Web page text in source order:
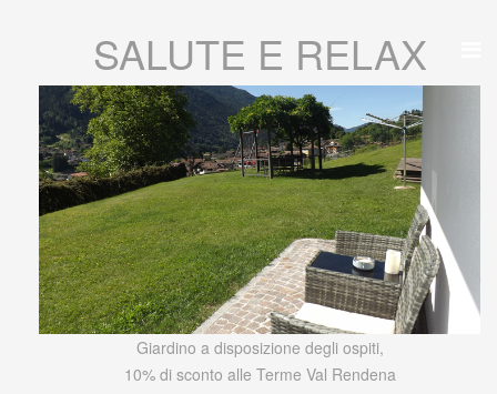
SALUTE E RELAX
Giardino a disposizione degli ospiti,
10% di sconto alle Terme Val Rendena